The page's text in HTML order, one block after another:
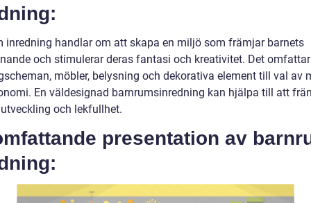
inredning handlar om att skapa en miljö som främjar barnets
och stimulerar deras fantasi och kreativitet. Det
möbler, belysning och dekorativa element till val av
En väldesignad barnrumsinredning kan hjälpa till att
och lekfullhet.
presentation av